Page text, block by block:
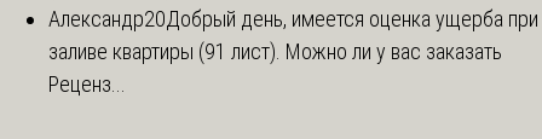
Александр20Добрый день, имеется оценка ущерба при
заливе квартиры (91 лист). Можно ли у вас заказать
Реценз...